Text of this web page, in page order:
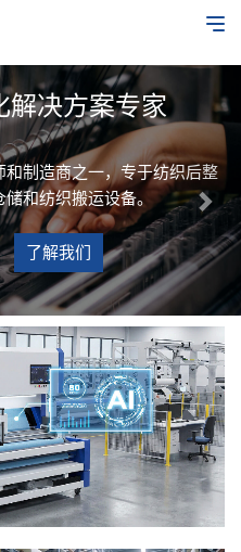
解决方案专家
制造商之一，专于纺织后整
和纺织搬运设备。
了解我们